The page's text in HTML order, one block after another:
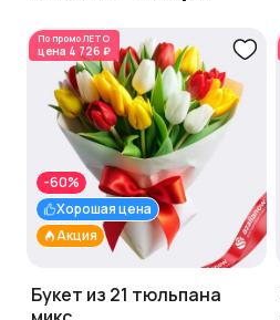
По промоЛЕТО
цена 4 726 ₽
Акция
Хорошая цена
-60%
Букет из 21 тюльпана